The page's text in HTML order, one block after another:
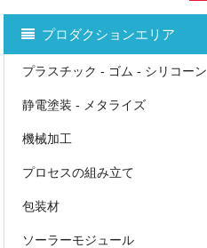
プロダクションエリア
プラスチック - ゴム - シリコーン
静電塗装 - メタライズ
機械加工
プロセスの組み立て
包装材
ソーラーモジュール